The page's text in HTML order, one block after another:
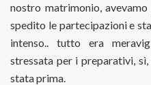
nostro matrimonio,
spedito le partecipazioni e
intenso.. tutto era
stressata per i preparativi,
stata prima.